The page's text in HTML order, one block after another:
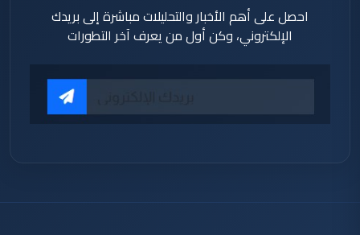
احصل على أهم الأخبار والتحليلات مباشرة إلى بريدك
الإلكتروني، وكن أول من يعرف آخر التطورات